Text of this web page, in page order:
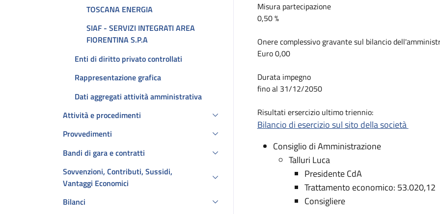
TOSCANA ENERGIA
SIAF - SERVIZI INTEGRATI AREA
FIORENTINA S.P.A
Enti di diritto privato controllati
Rappresentazione grafica
Dati aggregati attività amministrativa
Attività e procedimenti
Provvedimenti
Bandi di gara e contratti
Sovvenzioni, Contributi, Sussidi,
Vantaggi Economici
Bilanci
Misura partecipazione
0,50 %
Onere complessivo gravante sul bilancio
Euro 0,00
Durata impegno
fino al 31/12/2050
Risultati ersercizio ultimo triennio:
Bilancio di esercizio sul sito della società
Consiglio di Amministrazione
Talluri Luca
Presidente CdA
Trattamento economico: 53.020,12
Consigliere